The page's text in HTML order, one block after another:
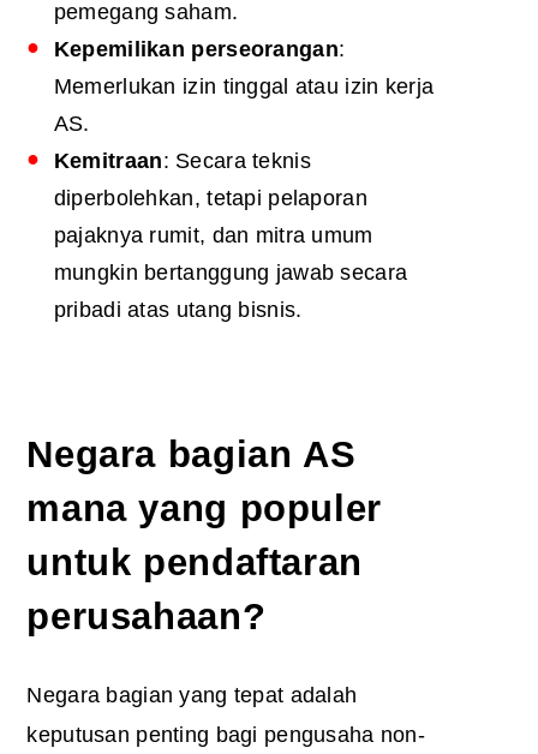
pemegang saham.
Kepemilikan perseorangan:
Memerlukan izin tinggal atau izin kerja
AS.
Kemitraan: Secara teknis
diperbolehkan, tetapi pelaporan
pajaknya rumit, dan mitra umum
mungkin bertanggung jawab secara
pribadi atas utang bisnis.
Negara bagian AS
mana yang populer
untuk pendaftaran
perusahaan?
Negara bagian yang tepat adalah
keputusan penting bagi pengusaha non-